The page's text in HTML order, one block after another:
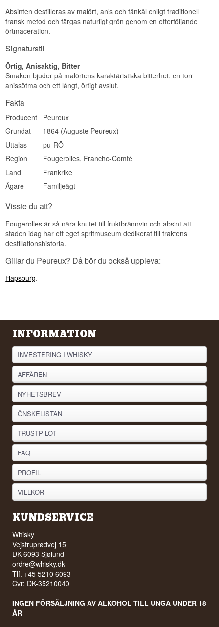
Absinten destilleras av malört, anis och fänkål enligt traditionell
fransk metod och färgas naturligt grön genom en efterföljande
örtmaceration.
Signaturstil
Örtig, Anisaktig, Bitter
Smaken bjuder på malörtens karaktäristiska bitterhet, en torr
anissötma och ett långt, örtigt avslut.
Fakta
Producent
Peureux
Grundat
1864 (Auguste Peureux)
Uttalas
pu-RÖ
Region
Fougerolles, Franche-Comté
Land
Frankrike
Ägare
Familjeägt
Visste du att?
Fougerolles är så nära knutet till fruktbrännvin och absint att
staden idag har ett eget spritmuseum dedikerat till traktens
destillationshistoria.
Gillar du Peureux? Då bör du också uppleva:
Hapsburg.
INFORMATION
INVESTERING I WHISKY
AFFÄREN
NYHETSBREV
ÖNSKELISTAN
TRUSTPILOT
FAQ
PROFIL
VILLKOR
KUNDSERVICE
Whisky
Vejstruprødvej 15
DK-6093 Sjølund
ordre@whisky.dk
Tlf. +45 5210 6093
Cvr: DK-35210040
INGEN FÖRSÄLJNING AV ALKOHOL TILL UNGA UNDER 18
ÅR